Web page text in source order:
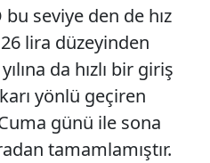
seviye den de hız
lira düzeyinden
da hızlı bir giriş
yönlü geçiren
günü ile sona
tamamlamıştır.